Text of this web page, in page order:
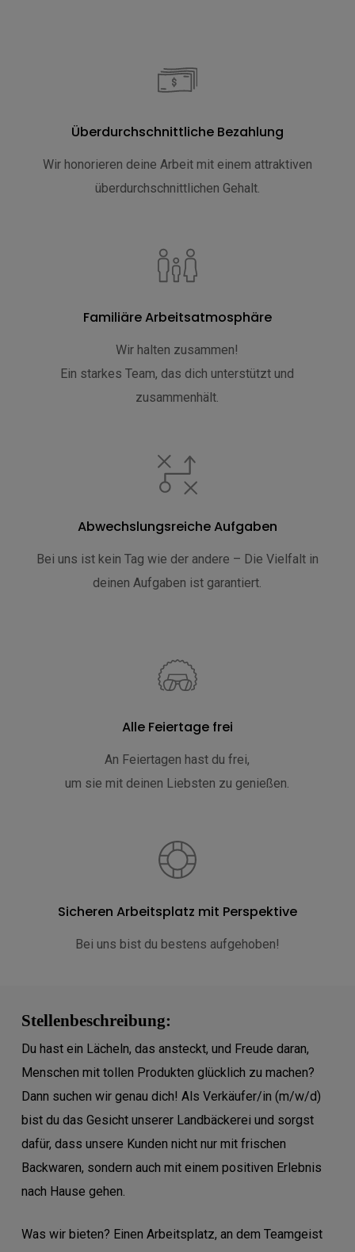
Überdurchschnittliche Bezahlung
Wir honorieren deine Arbeit mit einem attraktiven
überdurchschnittlichen Gehalt.
Familiäre Arbeitsatmosphäre
Wir halten zusammen!
Ein starkes Team, das dich unterstützt und
zusammenhält.
Abwechslungsreiche Aufgaben
Bei uns ist kein Tag wie der andere – Die Vielfalt in
deinen Aufgaben ist garantiert.
Alle Feiertage frei
An Feiertagen hast du frei,
um sie mit deinen Liebsten zu genießen.
Sicheren Arbeitsplatz mit Perspektive
Bei uns bist du bestens aufgehoben!
Stellenbeschreibung:
Du hast ein Lächeln, das ansteckt, und Freude daran,
Menschen mit tollen Produkten glücklich zu machen?
Dann suchen wir genau dich! Als Verkäufer/in (m/w/d)
bist du das Gesicht unserer Landbäckerei und sorgst
dafür, dass unsere Kunden nicht nur mit frischen
Backwaren, sondern auch mit einem positiven Erlebnis
nach Hause gehen.
Was wir bieten? Einen Arbeitsplatz, an dem Teamgeist